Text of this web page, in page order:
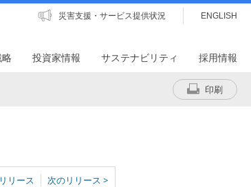
災害支援・サービス提供状況 ENGLISH
投資家情報 サステナビリティ 採用情報
印刷
リース 次のリリース >